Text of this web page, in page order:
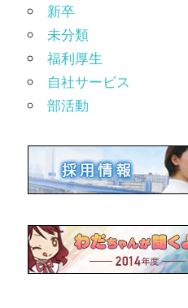
新卒
未分類
福利厚生
自社サービス
部活動